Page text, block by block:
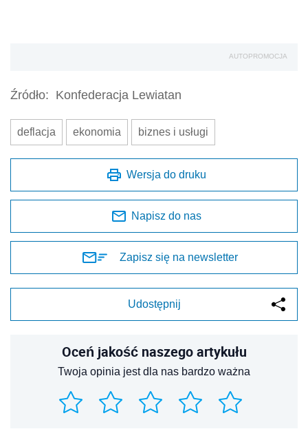
AUTOPROMOCJA
Źródło: Konfederacja Lewiatan
deflacja ekonomia biznes i usługi
Wersja do druku
Napisz do nas
Zapisz się na newsletter
Udostępnij
Oceń jakość naszego artykułu
Twoja opinia jest dla nas bardzo ważna